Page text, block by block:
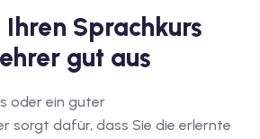
Sprachkurs
gut aus
oder ein guter
sorgt dafür, dass Sie die erlernte